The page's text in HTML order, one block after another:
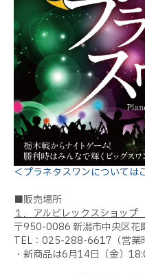
＜プラネタスワンについては
■販売場所
１．アルビレックスショッ
〒950-0086新潟市中央区花
TEL： 025-288-6617 （営
・新商品は6月14日（金）